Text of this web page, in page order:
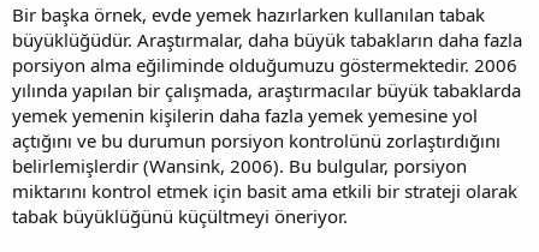
Bir başka örnek, evde yemek hazırlarken kullanılan tabak
büyüklüğüdür. Araştırmalar, daha büyük tabakların daha fazla
porsiyon alma eğiliminde olduğumuzu göstermektedir. 2006
yılında yapılan bir çalışmada, araştırmacılar büyük tabaklarda
yemek yemenin kişilerin daha fazla yemek yemesine yol
açtığını ve bu durumun porsiyon kontrolünü zorlaştırdığını
belirlemişlerdir (Wansink, 2006). Bu bulgular, porsiyon
miktarını kontrol etmek için basit ama etkili bir strateji olarak
tabak büyüklüğünü küçültmeyi öneriyor.